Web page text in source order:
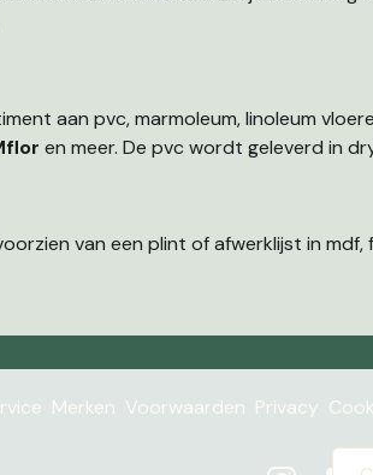
aan pvc, marmoleum, linoleum
en meer. De pvc wordt geleverd in
van een plint of afwerklijst in
Merken Voorwaarden Privacy